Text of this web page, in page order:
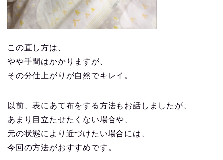
この直し方は、
やや手間はかかりますが、
その分仕上がりが自然でキレイ。
以前、表にあて布をする方法もお話しましたが、
あまり目立たせたくない場合や、
元の状態により近づけたい場合には、
今回の方法がおすすめです。